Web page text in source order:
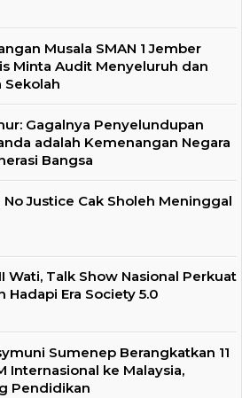
Musala SMAN 1 Jember
Minta Audit Menyeluruh dan
Sekolah
Gagalnya Penyelundupan
adalah Kemenangan Negara
Bangsa
No Justice Cak Sholeh Meninggal
Wati, Talk Show Nasional Perkuat
Hadapi Era Society 5.0
Sumenep Berangkatkan 11
Internasional ke Malaysia,
Pendidikan